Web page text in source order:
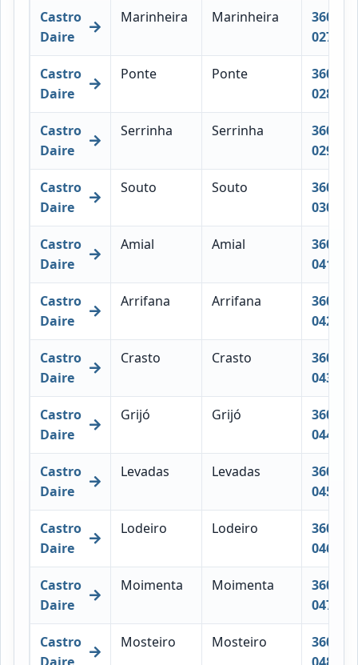
Castro
Daire
Marinheira Marinheira
3600-
027
Castro
Daire
Ponte Ponte
3600-
028
Castro
Daire
Serrinha Serrinha
3600-
029
Castro
Daire
Souto Souto
3600-
030
Castro
Daire
Amial Amial
3600-
041
Castro
Daire
Arrifana Arrifana
3600-
042
Castro
Daire
Crasto Crasto
3600-
043
Castro
Daire
Grijó Grijó
3600-
044
Castro
Daire
Levadas Levadas
3600-
045
Castro
Daire
Lodeiro Lodeiro
3600-
046
Castro
Daire
Moimenta Moimenta
3600-
047
Castro
Mosteiro Mosteiro
3600-